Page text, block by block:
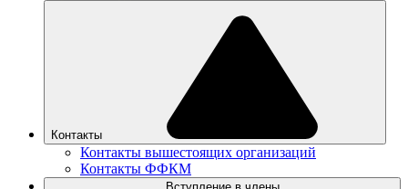
Контакты
Контакты вышестоящих организаций
Контакты ФФКМ